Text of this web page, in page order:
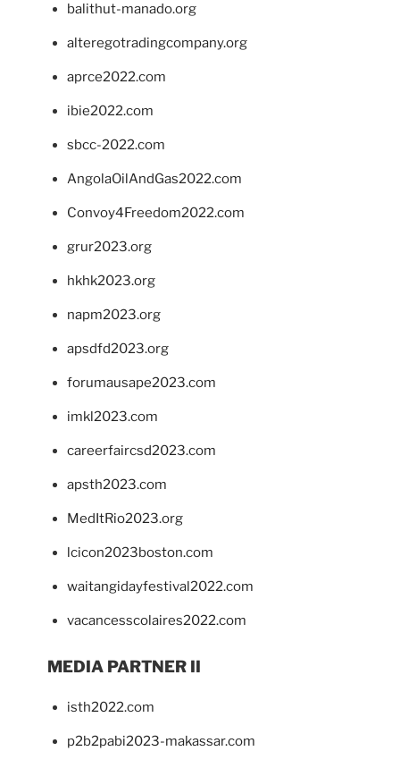
balithut-manado.org
alteregotradingcompany.org
aprce2022.com
ibie2022.com
sbcc-2022.com
AngolaOilAndGas2022.com
Convoy4Freedom2022.com
grur2023.org
hkhk2023.org
napm2023.org
apsdfd2023.org
forumausape2023.com
imkl2023.com
careerfaircsd2023.com
apsth2023.com
MedItRio2023.org
lcicon2023boston.com
waitangidayfestival2022.com
vacancesscolaires2022.com
MEDIA PARTNER II
isth2022.com
p2b2pabi2023-makassar.com